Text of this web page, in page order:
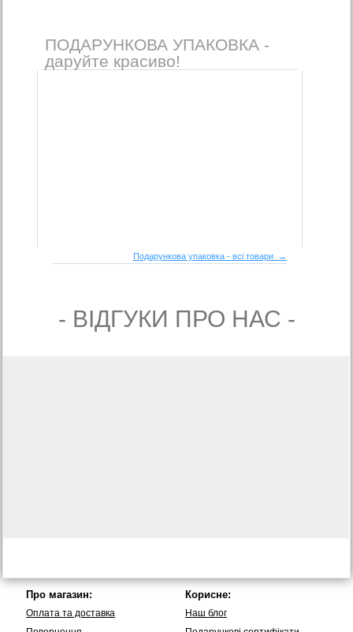
ПОДАРУНКОВА УПАКОВКА -
даруйте красиво!
Подарункова упаковка - всі товари →
- ВIДГУКИ ПРО НАС -
Про магазин:
Оплата та доставка
Корисне:
Наш блог